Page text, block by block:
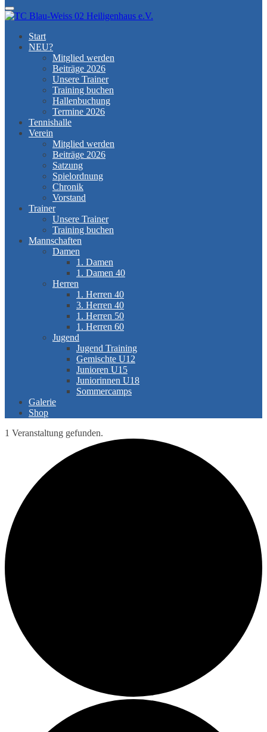
Menu
Start
NEU?
Mitglied werden
Beiträge 2026
Unsere Trainer
Training buchen
Hallenbuchung
Termine 2026
Tennishalle
Verein
Mitglied werden
Beiträge 2026
Satzung
Spielordnung
Chronik
Vorstand
Trainer
Unsere Trainer
Training buchen
Mannschaften
Damen
1. Damen
1. Damen 40
Herren
1. Herren 40
3. Herren 40
1. Herren 50
1. Herren 60
Jugend
Jugend Training
Gemischte U12
Junioren U15
Juniorinnen U18
Sommercamps
Galerie
Shop
1 Veranstaltung gefunden.